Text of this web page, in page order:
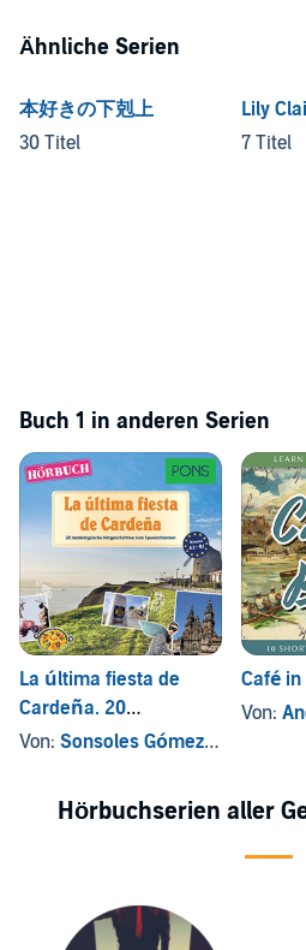
Ähnliche Serien
本好きの下剋上
30 Titel
Lily
7 Titel
Buch 1 in anderen Serien
La última fiesta de
Cardeña. 20
landestypische
Spanischlernen
Von: Sonsoles Gómez Cabornero
Café
Von:
Hörbuchserien aller